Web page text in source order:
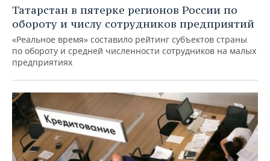
Татарстан в пятерке регионов России по
обороту и числу сотрудников предприятий
«Реальное время» составило рейтинг субъектов страны
по обороту и средней численности сотрудников на малых
предприятиях